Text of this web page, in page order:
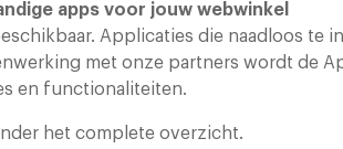
apps voor jouw webwinkel
Applicaties die naadloos te
met onze partners wordt de
en functionaliteiten.
het complete overzicht.